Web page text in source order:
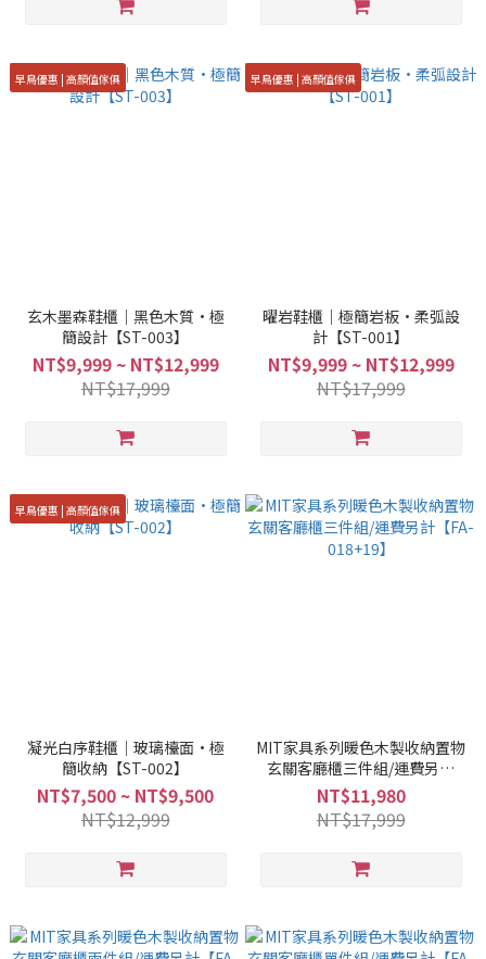
早鳥優惠 | 高顏值傢俱
玄木墨森鞋櫃｜黑色木質·極
簡設計【ST-003】
NT$9,999 ~ NT$12,999
NT$17,999
早鳥優惠 | 高顏值傢俱
曜岩鞋櫃｜極簡岩板·柔弧設
計【ST-001】
NT$9,999 ~ NT$12,999
NT$17,999
早鳥優惠 | 高顏值傢俱
凝光白序鞋櫃｜玻璃檯面·極
簡收納【ST-002】
NT$7,500 ~ NT$9,500
NT$12,999
MIT家具系列暖色木製收納置物
玄關客廳櫃三件組/運費另計
【FA-018+19】
NT$11,980
NT$17,999